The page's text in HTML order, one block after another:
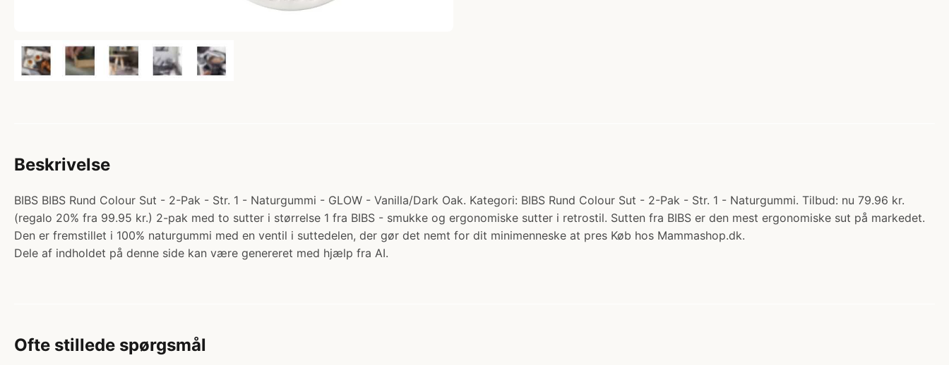
Beskrivelse
BIBS BIBS Rund Colour Sut - 2-Pak - Str. 1 - Naturgummi - GLOW - Vanilla/Dark Oak. Kategori: BIBS Rund Colour Sut - 2-Pak - Str. 1 - Naturgummi. Tilbud: nu 79.96 kr.
(regalo 20% fra 99.95 kr.) 2-pak med to sutter i størrelse 1 fra BIBS - smukke og ergonomiske sutter i retrostil. Sutten fra BIBS er den mest ergonomiske sut på markedet.
Den er fremstillet i 100% naturgummi med en ventil i suttedelen, der gør det nemt for dit minimenneske at pres Køb hos Mammashop.dk.
Dele af indholdet på denne side kan være genereret med hjælp fra AI.
Ofte stillede spørgsmål